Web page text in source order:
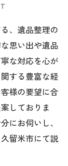
、遺品整理の
思い出や遺品
な対応を心が
する豊富な経
様の要望に合
しておりま
にお伺いし、
留米市にて説